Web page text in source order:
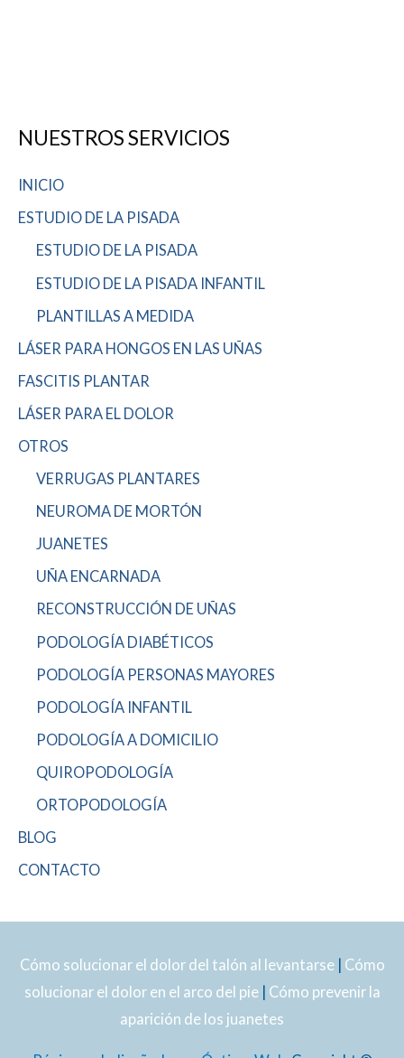
NUESTROS SERVICIOS
INICIO
ESTUDIO DE LA PISADA
ESTUDIO DE LA PISADA
ESTUDIO DE LA PISADA INFANTIL
PLANTILLAS A MEDIDA
LÁSER PARA HONGOS EN LAS UÑAS
FASCITIS PLANTAR
LÁSER PARA EL DOLOR
OTROS
VERRUGAS PLANTARES
NEUROMA DE MORTÓN
JUANETES
UÑA ENCARNADA
RECONSTRUCCIÓN DE UÑAS
PODOLOGÍA DIABÉTICOS
PODOLOGÍA PERSONAS MAYORES
PODOLOGÍA INFANTIL
PODOLOGÍA A DOMICILIO
QUIROPODOLOGÍA
ORTOPODOLOGÍA
BLOG
CONTACTO
Cómo solucionar el dolor del talón al levantarse| Cómo
solucionar el dolor en el arco del pie| Cómo prevenir la
aparición de los juanetes